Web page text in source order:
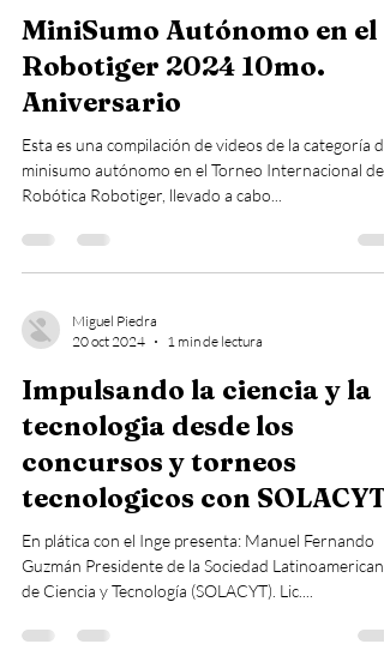
MiniSumo Autónomo en el
Robotiger 2024 10mo.
Aniversario
Esta es una compilación de videos de la categoría de
minisumo autónomo en el Torneo Internacional de
Robótica Robotiger, llevado a cabo...
Miguel Piedra
20 oct 2024
1 min de lectura
Impulsando la ciencia y la
tecnologia desde los
concursos y torneos
tecnologicos con SOLACYT
En plática con el Inge presenta: Manuel Fernando
Guzmán Presidente de la Sociedad Latinoamericana
de Ciencia y Tecnología (SOLACYT). Lic....